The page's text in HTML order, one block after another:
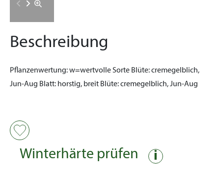
Beschreibung
Pflanzenwertung:w=wertvolle Sorte Blüte:cremegelblich,
Jun-Aug Blatt: horstig, breit Blüte:cremegelblich, Jun-Aug
Winterhärte prüfen i